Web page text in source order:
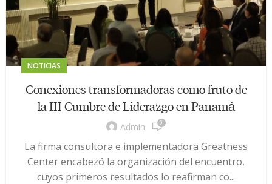
NOTICIAS
Conexiones transformadoras como fruto de
la III Cumbre de Liderazgo en Panamá
Admin 0
La firma consultora e implementadora Greatness
Center encabezó la organización del encuentro,
cuyos primeros resultados lo reafirman co...